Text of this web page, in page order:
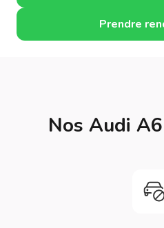
Prendre
Nos Audi